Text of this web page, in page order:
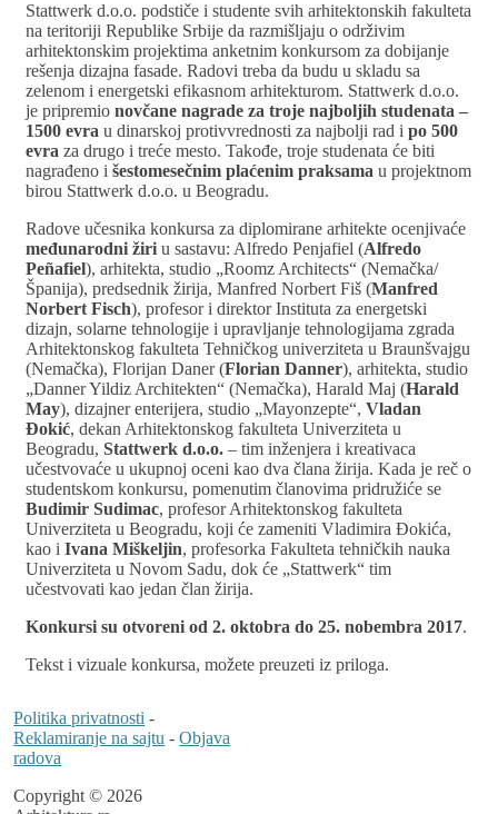
Stattwerk d.o.o. podstiče i studente svih arhitektonskih fakulteta
na teritoriji Republike Srbije da razmišljaju o održivim
arhitektonskim projektima anketnim konkursom za dobijanje
rešenja dizajna fasade. Radovi treba da budu u skladu sa
zelenom i energetski efikasnom arhitekturom. Stattwerk d.o.o.
je pripremio novčane nagrade za troje najboljih studenata –
1500 evra u dinarskoj protivvrednosti za najbolji rad i po 500
evra za drugo i treće mesto. Takođe, troje studenata će biti
nagrađeno i šestomesečnim plaćenim praksama u projektnom
birou Stattwerk d.o.o. u Beogradu.
Radove učesnika konkursa za diplomirane arhitekte ocenjivaće
međunarodni žiri u sastavu: Alfredo Penjafiel (Alfredo
Peñafiel), arhitekta, studio „Roomz Architects“ (Nemačka/
Španija), predsednik žirija, Manfred Norbert Fiš (Manfred
Norbert Fisch), profesor i direktor Instituta za energetski
dizajn, solarne tehnologije i upravljanje tehnologijama zgrada
Arhitektonskog fakulteta Tehničkog univerziteta u Braunšvajgu
(Nemačka), Florijan Daner (Florian Danner), arhitekta, studio
„Danner Yildiz Architekten“ (Nemačka), Harald Maj (Harald
May), dizajner enterijera, studio „Mayonzepte“, Vladan
Đokić, dekan Arhitektonskog fakulteta Univerziteta u
Beogradu, Stattwerk d.o.o. – tim inženjera i kreativaca
učestvovaće u ukupnoj oceni kao dva člana žirija. Kada je reč o
studentskom konkursu, pomenutim članovima pridružiće se
Budimir Sudimac, profesor Arhitektonskog fakulteta
Univerziteta u Beogradu, koji će zameniti Vladimira Đokića,
kao i Ivana Miškeljin, profesorka Fakulteta tehničkih nauka
Univerziteta u Novom Sadu, dok će „Stattwerk“ tim
učestvovati kao jedan član žirija.
Konkursi su otvoreni od 2. oktobra do 25. nobembra 2017.
Tekst i vizuale konkursa, možete preuzeti iz priloga.
Politika privatnosti -
Reklamiranje na sajtu -Objava
radova
Copyright © 2026